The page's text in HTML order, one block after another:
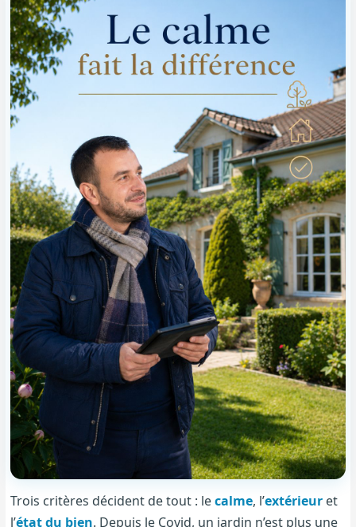
Trois critères décident de tout : lecalme, l’extérieur et
l’état du bien. Depuis le Covid, un jardin n’est plus une